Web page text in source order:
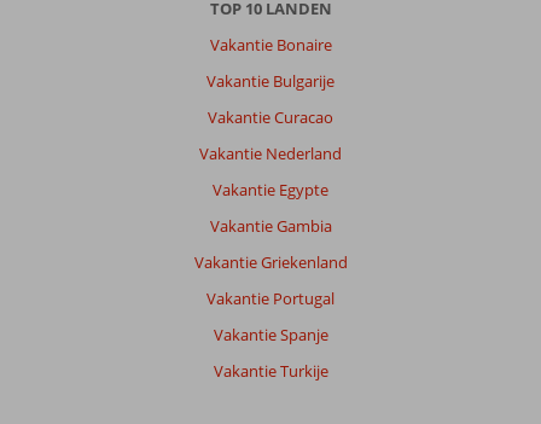
TOP 10 LANDEN
Vakantie Bonaire
Vakantie Bulgarije
Vakantie Curacao
Vakantie Nederland
Vakantie Egypte
Vakantie Gambia
Vakantie Griekenland
Vakantie Portugal
Vakantie Spanje
Vakantie Turkije